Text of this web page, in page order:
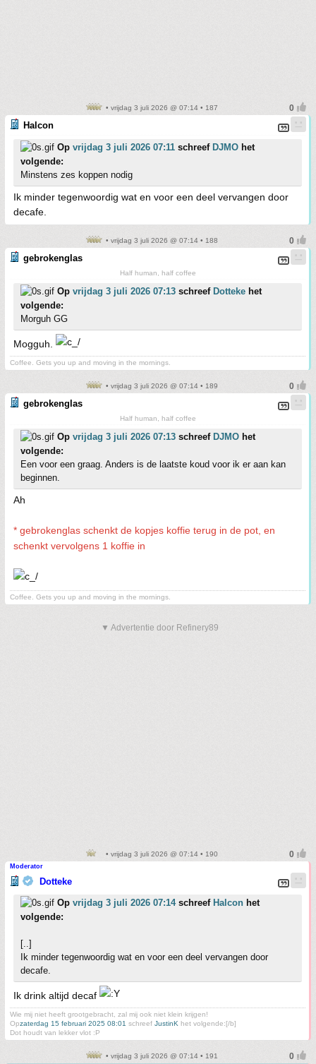
• vrijdag 3 juli 2026 @ 07:14 • 187
Halcon
Op vrijdag 3 juli 2026 07:11 schreef DJMO het
volgende:
Minstens zes koppen nodig
Ik minder tegenwoordig wat en voor een deel vervangen door
decafe.
• vrijdag 3 juli 2026 @ 07:14 • 188
gebrokenglas
Half human, half coffee
Op vrijdag 3 juli 2026 07:13 schreef Dotteke het
volgende:
Morguh GG
Mogguh.
Coffee. Gets you up and moving in the mornings.
• vrijdag 3 juli 2026 @ 07:14 • 189
gebrokenglas
Half human, half coffee
Op vrijdag 3 juli 2026 07:13 schreef DJMO het
volgende:
Een voor een graag. Anders is de laatste koud voor ik er aan kan
beginnen.
Ah
* gebrokenglas schenkt de kopjes koffie terug in de pot, en
schenkt vervolgens 1 koffie in
Coffee. Gets you up and moving in the mornings.
▼ Advertentie door Refinery89
• vrijdag 3 juli 2026 @ 07:14 • 190
Moderator
Dotteke
Op vrijdag 3 juli 2026 07:14schreef Halcon het
volgende:
[..]
Ik minder tegenwoordig wat en voor een deel vervangen door
decafe.
Ik drink altijd decaf
Wie mij niet heeft grootgebracht, zal mij ook niet klein krijgen!
Opzaterdag 15 februari 2025 08:01 schreef JustinK het volgende:[/b]
Dot houdt van lekker vlot :P
• vrijdag 3 juli 2026 @ 07:14 • 191